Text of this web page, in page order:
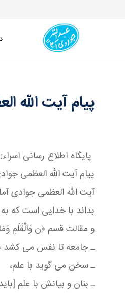
پیام آیت الله
پیام آیت الله العظمی
آیت الله العظمی جوادی
بداند با خدایی است که
و مقالت قسم ﴿ن وَالْقَلَمِ
ـ جامعه تا نفس می کشد
ـ سخن می گوید با علم،
ـ بنان و بیانش با علم